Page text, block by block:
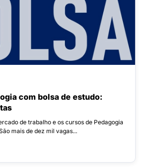
com bolsa de estudo:
de trabalho e os cursos de Pedagogia
mais de dez mil vagas...